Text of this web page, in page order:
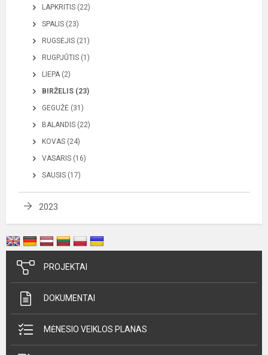
LAPKRITIS (22)
SPALIS (23)
RUGSĖJIS (21)
RUGPJŪTIS (1)
LIEPA (2)
BIRŽELIS (23)
GEGUŽĖ (31)
BALANDIS (22)
KOVAS (24)
VASARIS (16)
SAUSIS (17)
2023
PROJEKTAI
DOKUMENTAI
MĖNESIO VEIKLOS PLANAS